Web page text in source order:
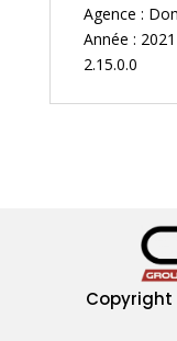
Agence :
Année : 2021
2.15.0.0
Copyright